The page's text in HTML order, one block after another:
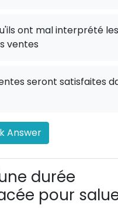
ont mal interprété les
ventes
seront satisfaites
Answer
durée
pour